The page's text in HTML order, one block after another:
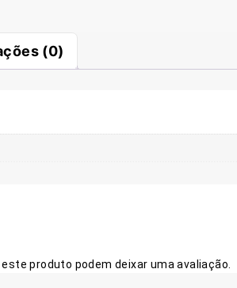
(0)
produto podem deixar uma avaliação.